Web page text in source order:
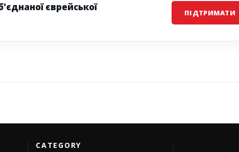
єврейської
ПІДТРИМАТИ
CATEGORY